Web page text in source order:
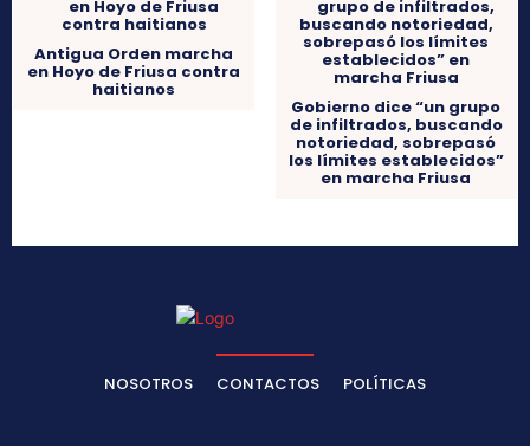
Antigua Orden marcha
en Hoyo de Friusa contra
haitianos
Gobierno dice “un grupo
de infiltrados, buscando
notoriedad, sobrepasó
los límites establecidos”
en marcha Friusa
NOSOTROS CONTACTOS POLÍTICAS